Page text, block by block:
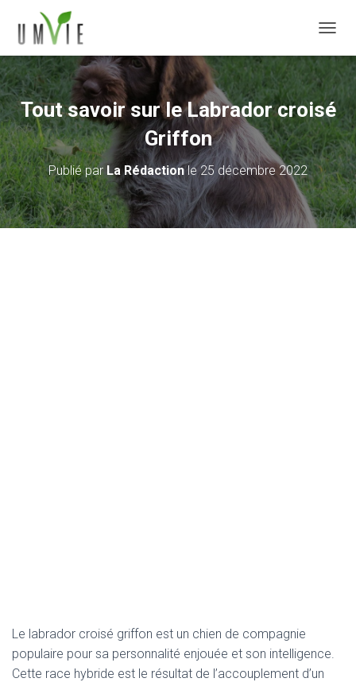
Tout savoir sur le Labrador croisé
Griffon
Publié par La Rédactionle25 décembre 2022
Le labrador croisé griffon est un chien de compagnie
populaire pour sa personnalité enjouée et son intelligence.
Cette race hybride est le résultat de l’accouplement d’un